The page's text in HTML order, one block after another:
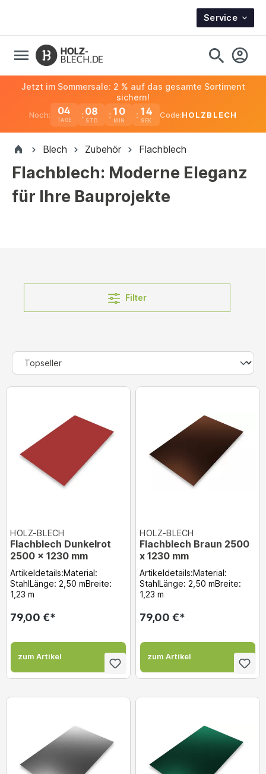
Service
Noch: 04
TAGE
08 10 14
Jetzt im Sommersale: 2 % auf das gesamte Sortiment
sichern!
Code:HOLZBLECH
Blech Zubehör Flachblech
Flachblech: Moderne Eleganz
für Ihre Bauprojekte
Filter
HOLZ-BLECH
Flachblech Dunkelrot
2500 x 1230 mm
Artikeldetails:Material:
StahlLänge: 2,50 mBreite:
1,23 m
79,00 €*
zum Artikel
HOLZ-BLECH
Flachblech Braun 2500
x 1230 mm
Artikeldetails:Material:
StahlLänge: 2,50 mBreite:
1,23 m
79,00 €*
zum Artikel